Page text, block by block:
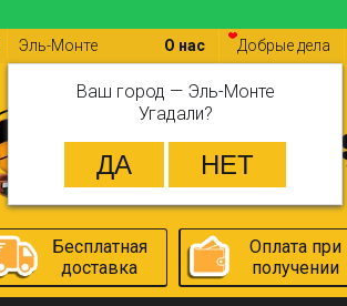
Эль-Монте
Ваш город — Эль-Монте
Угадали?
О нас Добрые дела
Бесплатная
доставка
Оплата при
получении